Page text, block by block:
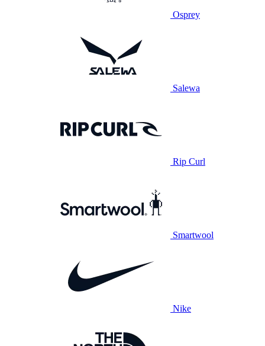
Osprey
Salewa
Rip Curl
Smartwool
Nike